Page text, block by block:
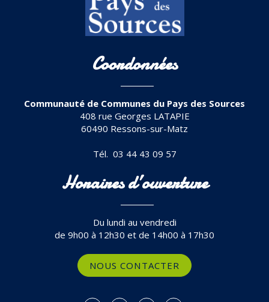
Coordonnées
Communauté de Communes du Pays des Sources
408 rue Georges LATAPIE
60490 Ressons-sur-Matz
Tél. 03 44 43 09 57
Horaires d’ouverture
Du lundi au vendredi
de 9h00 à 12h30 et de 14h00 à 17h30
NOUS CONTACTER